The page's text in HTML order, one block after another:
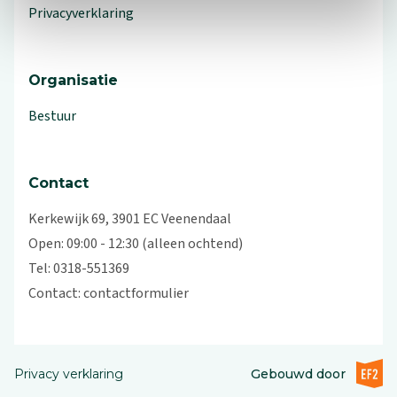
Privacyverklaring
Organisatie
Bestuur
Contact
Kerkewijk 69, 3901 EC Veenendaal
Open: 09:00 - 12:30 (alleen ochtend)
Tel: 0318-551369
Contact:contactformulier
Privacy verklaring Gebouwd doorEF2